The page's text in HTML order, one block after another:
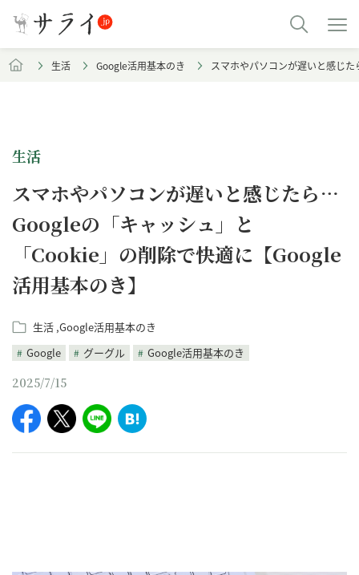
生活 Google活用基本のき スマホやパソコンが遅いと感じ
生活
スマホやパソコンが遅いと感じたら…
Googleの「キャッシュ」と
「Cookie」の削除で快適に【Google
活用基本のき】
生活 Google活用基本のき
Google
グーグル Google活用基本のき
2025/7/15